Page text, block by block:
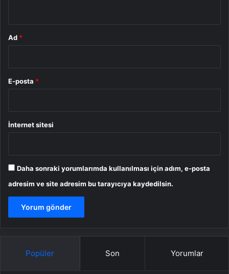
Ad *
E-posta *
İnternet sitesi
Daha sonraki yorumlarımda kullanılması için adım, e-posta
adresim ve site adresim bu tarayıcıya kaydedilsin.
Popüler Son Yorumlar